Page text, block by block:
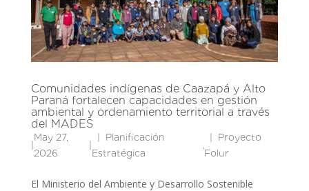
Comunidades indígenas de Caazapá y Alto
Paraná fortalecen capacidades en gestión
ambiental y ordenamiento territorial a través
del MADES
May 27,
2026
Planificación
Estratégica
,
Proyecto
Folur
El Ministerio del Ambiente y Desarrollo Sostenible